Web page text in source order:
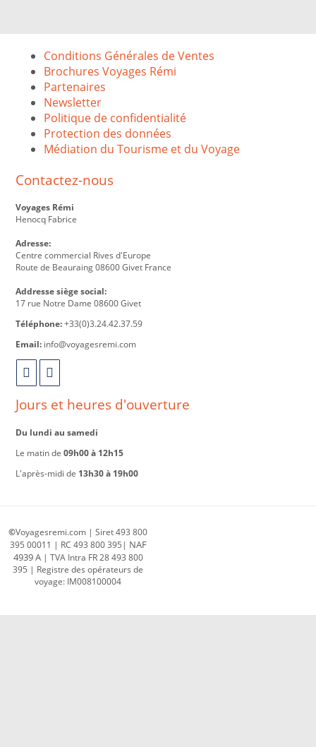
Conditions Générales de Ventes
Brochures Voyages Rémi
Partenaires
Newsletter
Politique de confidentialité
Protection des données
Médiation du Tourisme et du Voyage
Contactez-nous
Voyages Rémi
Henocq Fabrice
Adresse:
Centre commercial Rives d'Europe
Route de Beauraing 08600 Givet France
Addresse siège social:
17 rue Notre Dame 08600 Givet
Téléphone:+33(0)3.24.42.37.59
Email: info@voyagesremi.com
Jours et heures d'ouverture
Du lundi au samedi
Le matin de09h00 à 12h15
L'après-midi de 13h30 à 19h00
©Voyagesremi.com | Siret 493 800
395 00011 | RC 493 800 395| NAF
4939 A| TVA Intra FR 28 493 800
395 | Registre des opérateurs de
voyage: IM008100004